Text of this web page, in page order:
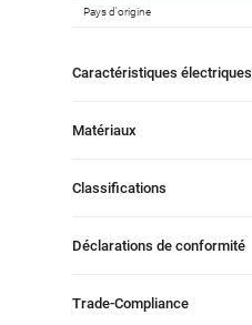
Pays d'origine
Caractéristiques électriques
Matériaux
Classifications
Déclarations de conformité
Trade-Compliance